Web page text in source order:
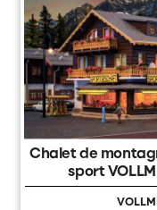
Chalet de
sport